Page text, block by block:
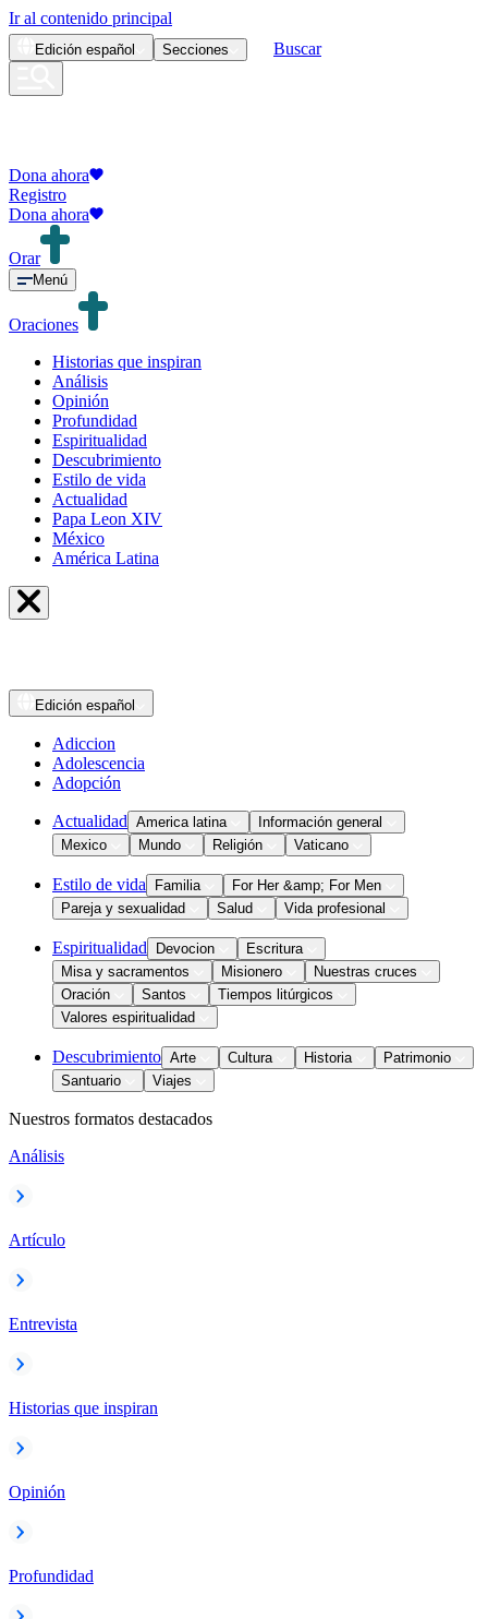
Ir al contenido principal
Edición español Secciones Buscar
Dona ahora
Registro
Dona ahora
Orar
Menú
Oraciones
Historias que inspiran
Análisis
Opinión
Profundidad
Espiritualidad
Descubrimiento
Estilo de vida
Actualidad
Papa Leon XIV
México
América Latina
Edición español
Adiccion
Adolescencia
Adopción
Actualidad America latina
Información general
Mexico
Mundo Religión Vaticano
Estilo de vida Familia
For Her &amp; For Men
Pareja y sexualidad
Salud Vida profesional
Espiritualidad Devocion
Escritura
Misa y sacramentos
Misionero
Nuestras cruces
Oración
Santos
Tiempos litúrgicos
Valores espiritualidad
Descubrimiento Arte Cultura Historia
Patrimonio
Santuario
Viajes
Nuestros formatos destacados
Análisis
Artículo
Entrevista
Historias que inspiran
Opinión
Profundidad